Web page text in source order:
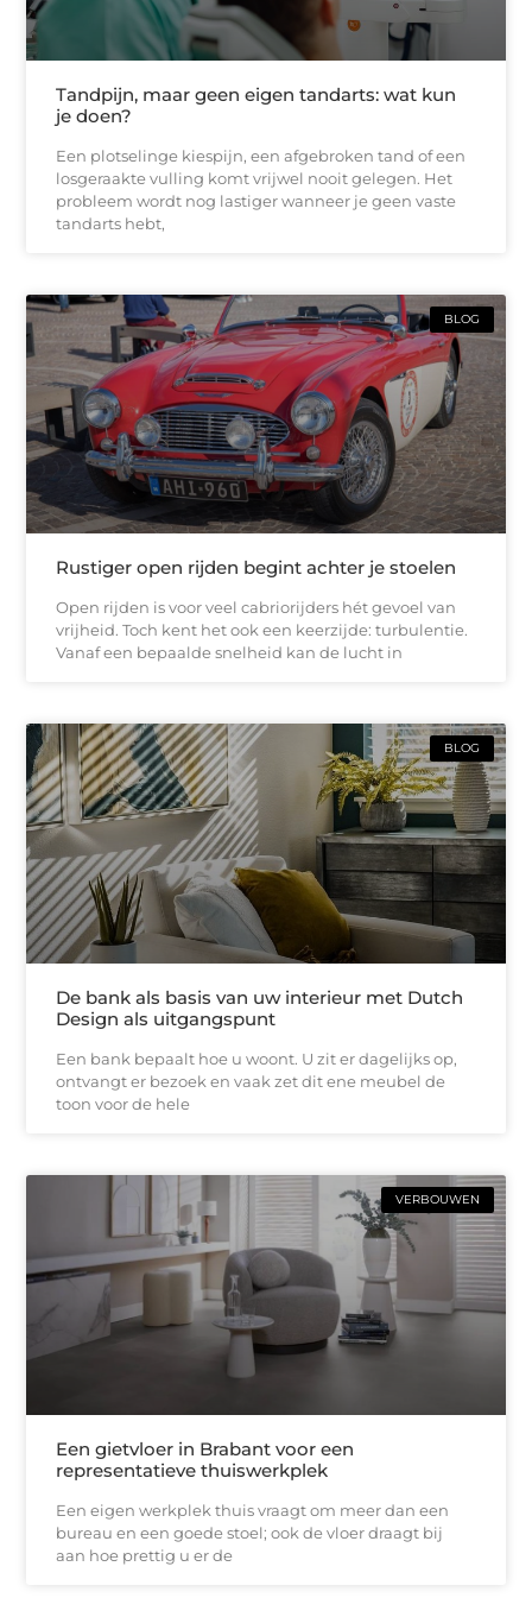
Tandpijn, maar geen eigen tandarts: wat kun
je doen?
Een plotselinge kiespijn, een afgebroken tand of een
losgeraakte vulling komt vrijwel nooit gelegen. Het
probleem wordt nog lastiger wanneer je geen vaste
tandarts hebt,
BLOG
Rustiger open rijden begint achter je stoelen
Open rijden is voor veel cabriorijders hét gevoel van
vrijheid. Toch kent het ook een keerzijde: turbulentie.
Vanaf een bepaalde snelheid kan de lucht in
BLOG
De bank als basis van uw interieur met Dutch
Design als uitgangspunt
Een bank bepaalt hoe u woont. U zit er dagelijks op,
ontvangt er bezoek en vaak zet dit ene meubel de
toon voor de hele
VERBOUWEN
Een gietvloer in Brabant voor een
representatieve thuiswerkplek
Een eigen werkplek thuis vraagt om meer dan een
bureau en een goede stoel; ook de vloer draagt bij
aan hoe prettig u er de